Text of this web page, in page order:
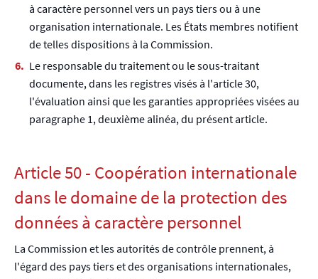
à caractère personnel vers un pays tiers ou à une
organisation internationale. Les États membres notifient
de telles dispositions à la Commission.
Le responsable du traitement ou le sous-traitant
documente, dans les registres visés à l'article 30,
l'évaluation ainsi que les garanties appropriées visées au
paragraphe 1, deuxième alinéa, du présent article.
Article 50 - Coopération internationale
dans le domaine de la protection des
données à caractère personnel
La Commission et les autorités de contrôle prennent, à
l'égard des pays tiers et des organisations internationales,